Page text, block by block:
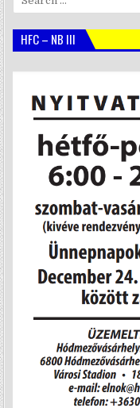
HFC – NB III